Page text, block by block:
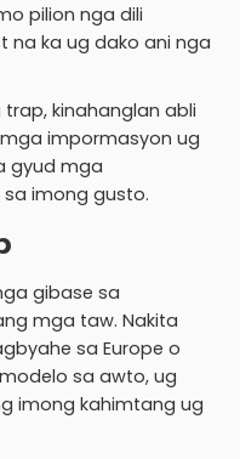
pilion nga dili
na ka ug dako ani nga
kinahanglan abli
impormasyon ug
gyud mga
imong gusto.
gibase sa
mga taw. Nakita
sa Europe o
sa awto, ug
imong kahimtang ug